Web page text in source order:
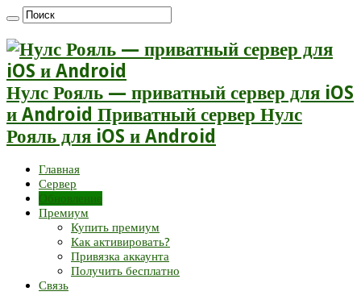
Нулс Рояль — приватный сервер для iOS
и Android Приватный сервер Нулс
Рояль для iOS и Android
Главная
Сервер
Обновление
Премиум
Купить премиум
Как активировать?
Привязка аккаунта
Получить бесплатно
Связь